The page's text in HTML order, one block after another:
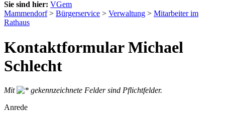
Sie sind hier: VGem
Mammendorf> Bürgerservice > Verwaltung > Mitarbeiter im
Rathaus
Kontaktformular Michael
Schlecht
Mit
gekennzeichnete Felder sind Pflichtfelder.
Anrede